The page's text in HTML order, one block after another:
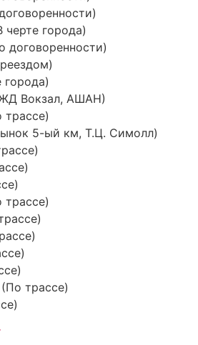
города)
договоренности)
города)
Вокзал, АШАН)
трассе)
5-ый км, Т.Ц. Симолл)
трассе)
трассе)